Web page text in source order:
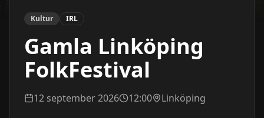
Kultur IRL
Gamla Linköping
FolkFestival
12 september 2026 12:00 Linköping